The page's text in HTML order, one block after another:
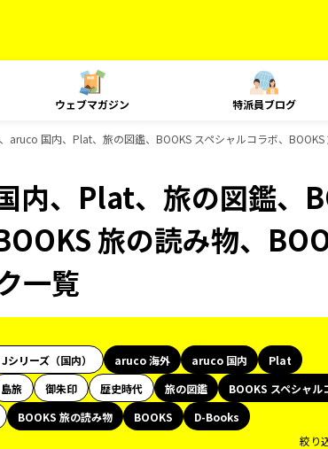
ウェブマガジン 特派員ブログ
aruco 国内、Plat、旅の図鑑、BOOKS スペシャルコラボ、
内、Plat、旅の図鑑、
旅の読み物、
一覧
シリーズ（国内） aruco 海外 aruco 国内
Plat
島旅 御朱印 歴史時代 旅の図鑑
BOOKS スペシャル
BOOKS 旅の読み物 BOOKS
D-Books
絞り